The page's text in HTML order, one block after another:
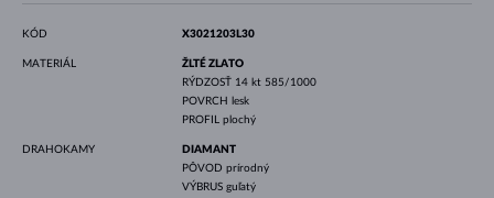
KÓD X3021203L30
MATERIÁL
ŽLTÉ ZLATO
RÝDZOSŤ 14 kt 585/1000
POVRCH
lesk
PROFIL plochý
DRAHOKAMY
DIAMANT
PÔVOD prírodný
VÝBRUS guľatý